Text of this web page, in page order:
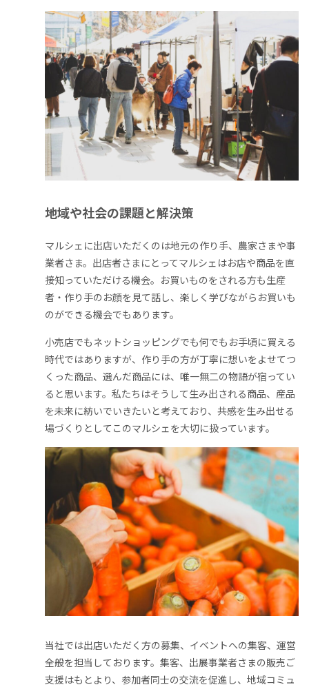
地域や社会の課題と解決策
マルシェに出店いただくのは地元の作り手、農家さまや事
業者さま。出店者さまにとってマルシェはお店や商品を直
接知っていただける機会。お買いものをされる方も生産
者・作り手のお顔を見て話し、楽しく学びながらお買いも
のができる機会でもあります。
小売店でもネットショッピングでも何でもお手頃に買える
時代ではありますが、作り手の方が丁寧に想いをよせてつ
くった商品、選んだ商品には、唯一無二の物語が宿ってい
ると思います。私たちはそうして生み出される商品、産品
を未来に紡いでいきたいと考えており、共感を生み出せる
場づくりとしてこのマルシェを大切に扱っています。
当社では出店いただく方の募集、イベントへの集客、運営
全般を担当しております。集客、出展事業者さまの販売ご
支援はもとより、参加者同士の交流を促進し、地域コミュ